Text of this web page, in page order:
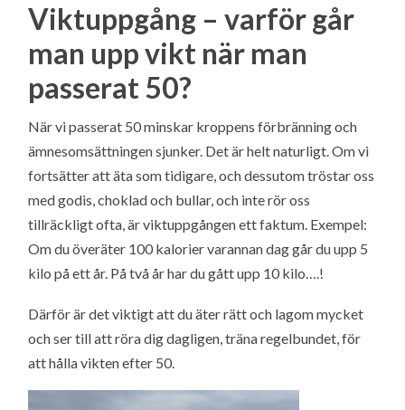
Viktuppgång – varför går
man upp vikt när man
passerat 50?
När vi passerat 50 minskar kroppens förbränning och
ämnesomsättningen sjunker. Det är helt naturligt. Om vi
fortsätter att äta som tidigare, och dessutom tröstar oss
med godis, choklad och bullar, och inte rör oss
tillräckligt ofta, är viktuppgången ett faktum. Exempel:
Om du överäter 100 kalorier varannan dag går du upp 5
kilo på ett år. På två år har du gått upp 10 kilo….!
Därför är det viktigt att du äter rätt och lagom mycket
och ser till att röra dig dagligen, träna regelbundet, för
att hålla vikten efter 50.